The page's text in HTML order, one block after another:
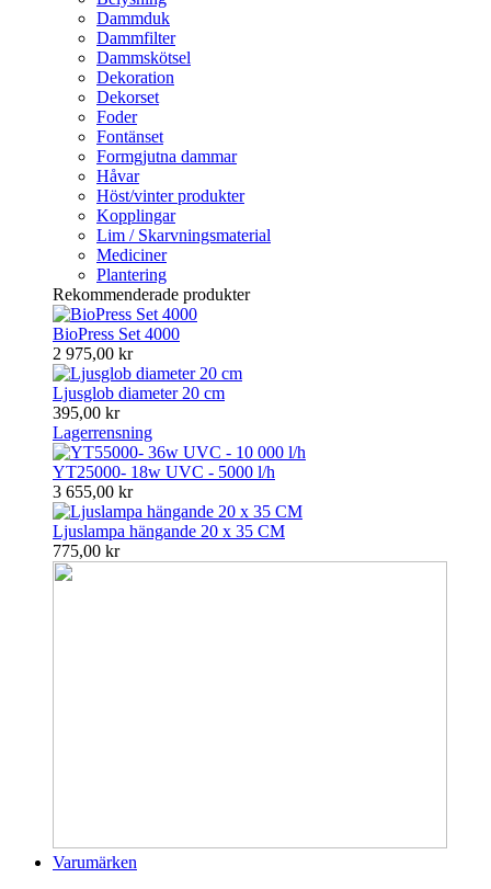
Dammduk
Dammfilter
Dammskötsel
Dekoration
Dekorset
Foder
Fontänset
Formgjutna dammar
Håvar
Höst/vinter produkter
Kopplingar
Lim / Skarvningsmaterial
Mediciner
Plantering
Rekommenderade produkter
BioPress Set 4000
2 975,00 kr
Ljusglob diameter 20 cm
395,00 kr
Lagerrensning
YT25000- 18w UVC - 5000 l/h
3 655,00 kr
Ljuslampa hängande 20 x 35 CM
775,00 kr
Varumärken